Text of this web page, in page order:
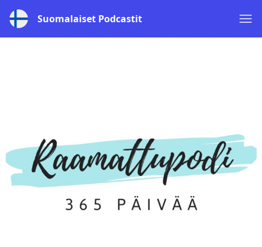
Suomalaiset Podcastit